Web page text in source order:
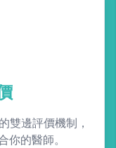
雙邊評價機制，
你的醫師。